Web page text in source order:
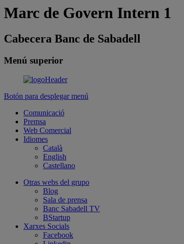
Marc de Govern Intern 1
Cabecera Banc de Sabadell
Menú superior
Botón para desplegar menú
Comunicació
Premsa
Web Comercial
Idiomes
Català
English
Castellano
Otras webs del grupo
Blog
Sala de prensa
Banc Sabadell TV
BStartup
Xarxes Socials
Facebook